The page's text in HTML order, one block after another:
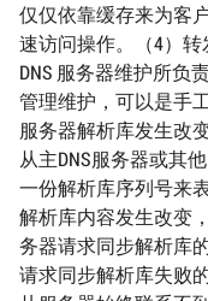
仅仅依靠缓存来为客
速访问操作。（4）
DNS 服务器维护所负
管理维护，可以是手
服务器解析库发生改
从主DNS服务器或其
一份解析库序列号来
解析库内容发生改变
务器请求同步解析库
请求同步解析库失败